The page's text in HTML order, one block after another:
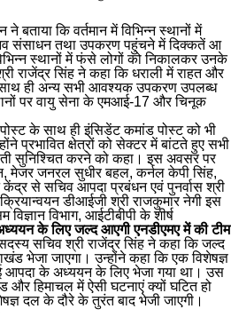
बताया कि वर्तमान में विभिन्न स्थानों में
संसाधन तथा उपकरण पहुंचने में दिक्कतें आ
स्थानों में फंसे लोगों को निकालकर उनके
राजेंद्र सिंह ने कहा कि धराली में राहत और
साथ ही अन्य सभी आवश्यक उपकरण उपलब्ध
पर वायु सेना के एमआई-17 और चिनूक
के साथ ही इंसिडेंट कमांड पोस्ट को भी
प्रभावित क्षेत्रों को सेक्टर में बांटते हुए सभी
सुनिश्चित करने को कहा। इस अवसर पर
जनरल सुधीर बहल, कर्नल केपी सिंह,
से सचिव आपदा प्रबंधन एवं पुनर्वास श्री
डीआईजी श्री राजकुमार नेगी इस
विभाग, आईटीबीपी के शीर्ष
के लिए जल्द आएगी एनडीएमए में की टीम
सदस्य सचिव श्री राजेंद्र सिंह ने कहा कि जल्द
भेजा जाएगा। उन्होंने कहा कि एक विशेषज्ञ
आपदा के अध्ययन के लिए भेजा गया था। उस
और हिमाचल में ऐसी घटनाएं क्यों घटित हो
दल के दौरे के तुरंत बाद भेजी जाएगी।